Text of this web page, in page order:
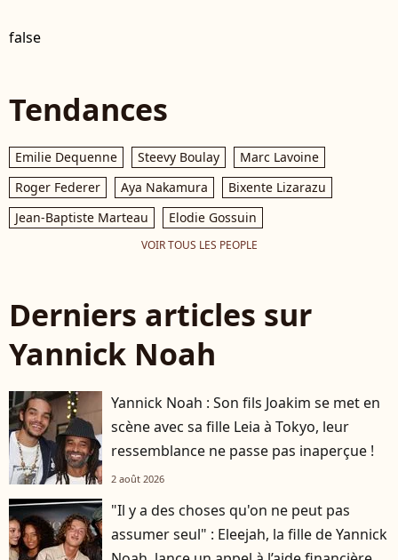
false
Tendances
Emilie Dequenne Steevy Boulay
Marc Lavoine
Roger Federer
Aya Nakamura
Bixente Lizarazu
Jean-Baptiste Marteau
Elodie Gossuin
VOIR TOUS LES PEOPLE
Derniers articles sur
Yannick Noah
Yannick Noah : Son fils Joakim se met en
scène avec sa fille Leia à Tokyo, leur
ressemblance ne passe pas inaperçue !
2 août 2026
"Il y a des choses qu'on ne peut pas
assumer seul" : Eleejah, la fille de Yannick